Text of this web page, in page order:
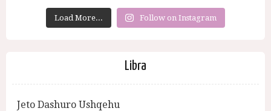
Load More... Follow on Instagram
Libra
Jeto Dashuro Ushqehu